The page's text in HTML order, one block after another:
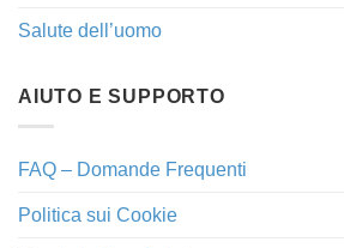
Salute dell’uomo
AIUTO E SUPPORTO
FAQ – Domande Frequenti
Politica sui Cookie